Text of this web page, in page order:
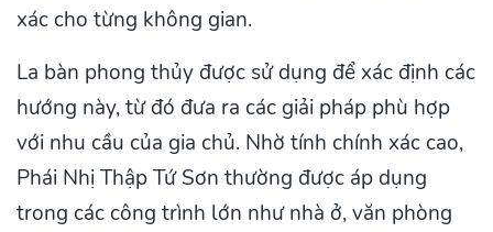
xác cho từng không gian.
La bàn phong thủy được sử dụng để xác định các
hướng này, từ đó đưa ra các giải pháp phù hợp
với nhu cầu của gia chủ. Nhờ tính chính xác cao,
Phái Nhị Thập Tứ Sơn thường được áp dụng
trong các công trình lớn như nhà ở, văn phòng